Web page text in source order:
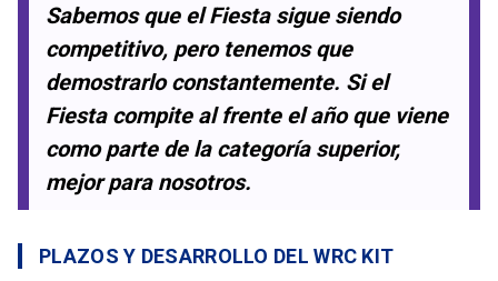
Sabemos que el Fiesta sigue siendo
competitivo, pero tenemos que
demostrarlo constantemente. Si el
Fiesta compite al frente el año que viene
como parte de la categoría superior,
mejor para nosotros.
PLAZOS Y DESARROLLO DEL WRC KIT